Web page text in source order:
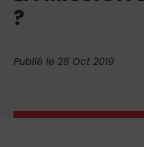
?
Publié le 28 Oct 2019